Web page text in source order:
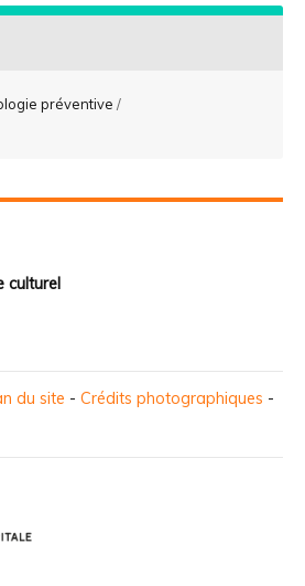
préventive /
culturel
du site - Crédits photographiques -